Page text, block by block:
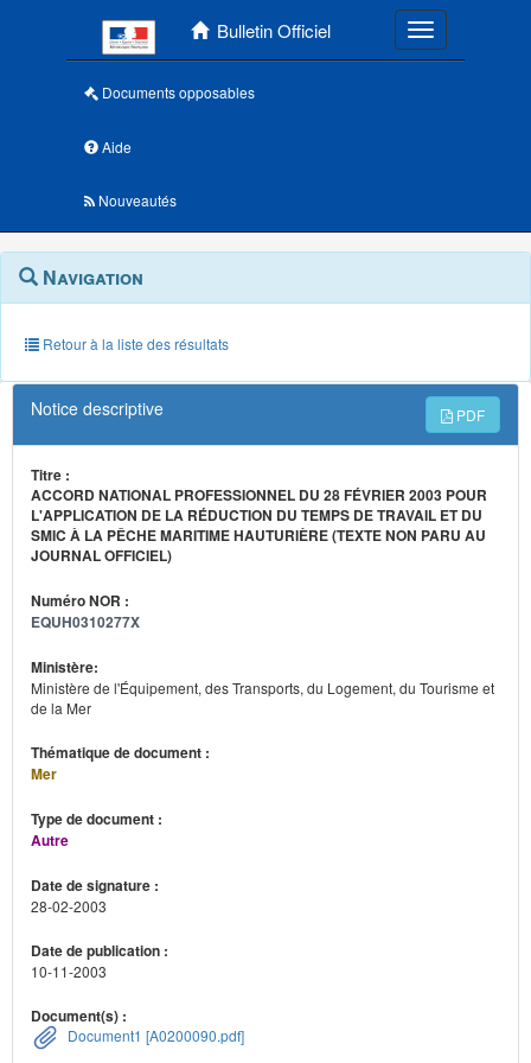
Bulletin Officiel Toggle
Documents opposables
Aide
Nouveautés
Navigation
outils
annexes
Menu
contextuel
Navigation
Retour à la liste des résultats
Notice descriptive PDF
Titre :
ACCORD NATIONAL PROFESSIONNEL DU 28 FÉVRIER 2003 POUR
L'APPLICATION DE LA RÉDUCTION DU TEMPS DE TRAVAIL ET DU
SMIC À LA PÊCHE MARITIME HAUTURIÈRE (TEXTE NON PARU AU
JOURNAL OFFICIEL)
Numéro NOR :
EQUH0310277X
Ministère:
Ministère de l'Équipement, des Transports, du Logement, du Tourisme et
de la Mer
Thématique de document :
Mer
Type de document :
Autre
Date de signature :
28-02-2003
Date de publication :
10-11-2003
Document(s) :
Document1 [A0200090.pdf]